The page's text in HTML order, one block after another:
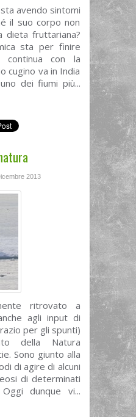
avendo sintomi
il suo corpo non
dieta fruttariana?
sta per finire
continua con la
cugino va in India
dei fiumi più...
2013
ritrovato a
agli input di
per gli spunti)
della Natura
Sono giunto alla
di agire di alcuni
di determinati
dunque vi...